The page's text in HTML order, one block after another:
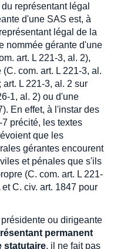
représentant légal
d'une SAS est, à
légal de la
nommée gérante d'une
art. L 221-3, al. 2),
com. art. L 221-3, al.
L 221-3, al. 2 sur
1, al. 2) ou d'une
En effet, à l'instar des
précité, les textes
que les
gérantes encourent
et pénales que s'ils
(C. com. art. L 221-
C. civ. art. 1847 pour
ou dirigeante
permanent
statutaire, il ne fait pas